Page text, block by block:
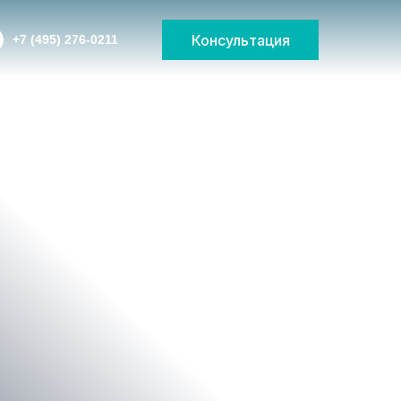
Консультация
+7 (495) 276-0211 Консультация
+7 (495) 276-0211